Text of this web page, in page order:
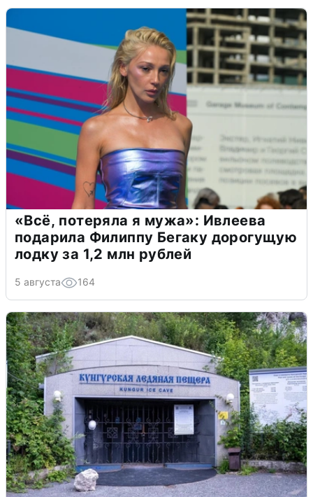
«Всё, потеряла я мужа»: Ивлеева
подарила Филиппу Бегаку дорогущую
лодку за 1,2 млн рублей
5 августа 164